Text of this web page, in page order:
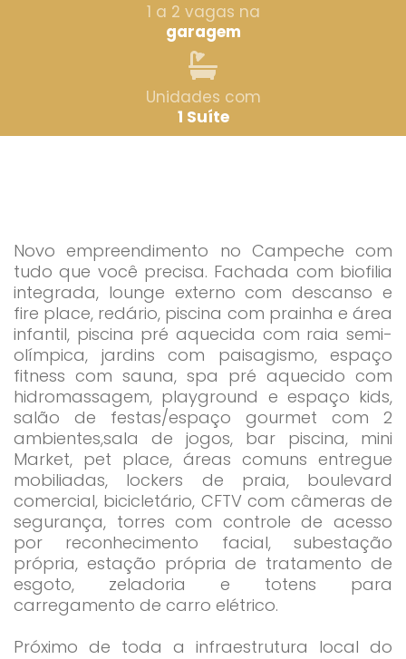
1 a 2 vagas na
garagem
Unidades com
1 Suíte
Novo empreendimento no Campeche com
tudo que você precisa. Fachada com biofilia
integrada, lounge externo com descanso e
fire place, redário, piscina com prainha e área
infantil, piscina pré aquecida com raia semi-
olímpica, jardins com paisagismo, espaço
fitness com sauna, spa pré aquecido com
hidromassagem, playground e espaço kids,
salão de festas/espaço gourmet com 2
ambientes,sala de jogos, bar piscina, mini
Market, pet place, áreas comuns entregue
mobiliadas, lockers de praia, boulevard
comercial, bicicletário, CFTV com câmeras de
segurança, torres com controle de acesso
por reconhecimento facial, subestação
própria, estação própria de tratamento de
esgoto, zeladoria e totens para
carregamento de carro elétrico.
Próximo de toda a infraestrutura local do